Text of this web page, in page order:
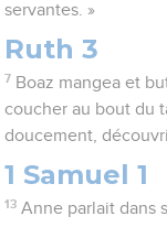
servantes. »
Ruth 3
7 Boaz mangea et
coucher au bout du
doucement,
1 Samuel 1
13 Anne parlait dans